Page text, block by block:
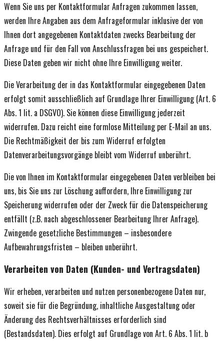
Wenn Sie uns per Kontaktformular Anfragen zukommen lassen,
werden Ihre Angaben aus dem Anfrageformular inklusive der von
Ihnen dort angegebenen Kontaktdaten zwecks Bearbeitung der
Anfrage und für den Fall von Anschlussfragen bei uns gespeichert.
Diese Daten geben wir nicht ohne Ihre Einwilligung weiter.
Die Verarbeitung der in das Kontaktformular eingegebenen Daten
erfolgt somit ausschließlich auf Grundlage Ihrer Einwilligung (Art. 6
Abs. 1 lit. a DSGVO). Sie können diese Einwilligung jederzeit
widerrufen. Dazu reicht eine formlose Mitteilung per E-Mail an uns.
Die Rechtmäßigkeit der bis zum Widerruf erfolgten
Datenverarbeitungsvorgänge bleibt vom Widerruf unberührt.
Die von Ihnen im Kontaktformular eingegebenen Daten verbleiben bei
uns, bis Sie uns zur Löschung auffordern, Ihre Einwilligung zur
Speicherung widerrufen oder der Zweck für die Datenspeicherung
entfällt (z.B. nach abgeschlossener Bearbeitung Ihrer Anfrage).
Zwingende gesetzliche Bestimmungen – insbesondere
Aufbewahrungsfristen – bleiben unberührt.
Verarbeiten von Daten (Kunden- und Vertragsdaten)
Wir erheben, verarbeiten und nutzen personenbezogene Daten nur,
soweit sie für die Begründung, inhaltliche Ausgestaltung oder
Änderung des Rechtsverhältnisses erforderlich sind
(Bestandsdaten). Dies erfolgt auf Grundlage von Art. 6 Abs. 1 lit. b